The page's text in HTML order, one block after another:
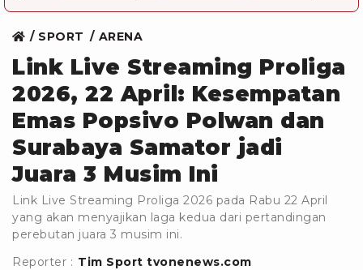
SPORT ARENA
Link Live Streaming Proliga
2026, 22 April: Kesempatan
Emas Popsivo Polwan dan
Surabaya Samator jadi
Juara 3 Musim Ini
Link Live Streaming Proliga 2026 pada Rabu 22 April
yang akan menyajikan laga kedua dari pertandingan
perebutan juara 3 musim ini.
Reporter : Tim Sport tvonenews.com